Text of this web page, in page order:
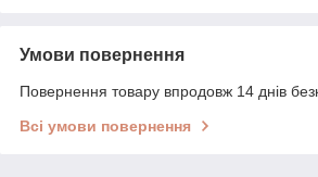
Умови повернення
Повернення товару впродовж 14 днів
Всі умови повернення